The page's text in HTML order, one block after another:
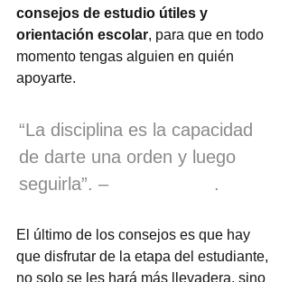
consejos de estudio útiles y
orientación escolar, para que en todo
momento tengas alguien en quién
apoyarte.
“La disciplina es la capacidad
de darte una orden y luego
seguirla”. –
.
El último de los consejos es que hay
que disfrutar de la etapa del estudiante,
no solo se les hará más llevadera, sino